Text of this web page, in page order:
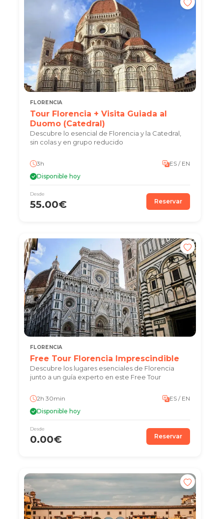
FLORENCIA
Tour Florencia + Visita Guiada al
Duomo (Catedral)
Descubre lo esencial de Florencia y la Catedral,
sin colas y en grupo reducido
3h
ES / EN
Disponible hoy
Desde
55.00€ Reservar
FLORENCIA
Free Tour Florencia Imprescindible
Descubre los lugares esenciales de Florencia
junto a un guía experto en este Free Tour
2h 30min
ES / EN
Disponible hoy
Desde
0.00€ Reservar